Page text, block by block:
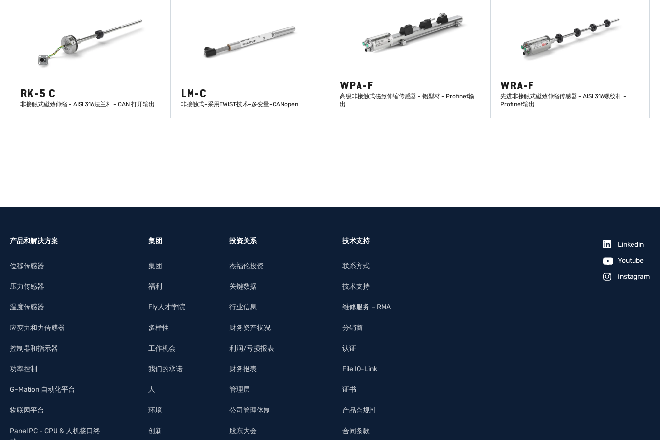
RK-5 C
非接触式磁致伸缩 - AISI 316法兰杆 - CAN 打开输出
LM-C
非接触式–采用TWIST技术–多变量–CANopen
WPA-F
高级非接触式磁致伸缩传感器 - 铝型材 - Profinet输
出
WRA-F
先进非接触式磁致伸缩传感器 - AISI 316螺纹杆 -
Profinet输出
产品和解决方案
位移传感器
压力传感器
温度传感器
应变力和力传感器
控制器和指示器
功率控制
G-Mation 自动化平台
物联网平台
Panel PC - CPU & 人机接口终
集团
集团
福利
Fly人才学院
多样性
工作机会
我们的承诺
人
环境
创新
投资关系
杰福伦投资
关键数据
行业信息
财务资产状况
利润/亏损报表
财务报表
管理层
公司管理体制
股东大会
技术支持
联系方式
技术支持
维修服务 – RMA
分销商
认证
File IO-Link
证书
产品合规性
合同条款
Linkedin
Youtube
Instagram